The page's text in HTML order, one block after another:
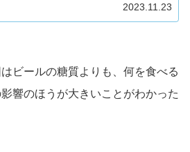
2023.11.23
ビールの糖質よりも、何を食べる
響のほうが大きいことがわかった